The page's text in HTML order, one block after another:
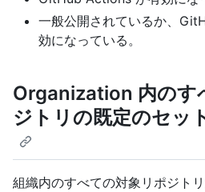
一般公開されているか、
効になっている。
Organization 内のす
ジトリの既定のセッ
組織内のすべての対象リポジト